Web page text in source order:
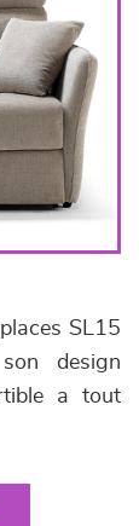
SL15
design
a tout